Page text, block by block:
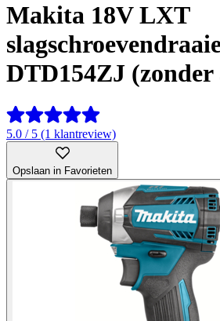
Makita 18V LXT
DTD154ZJ (zonder
5.0 / 5 (1 klantreview)
Opslaan in Favorieten